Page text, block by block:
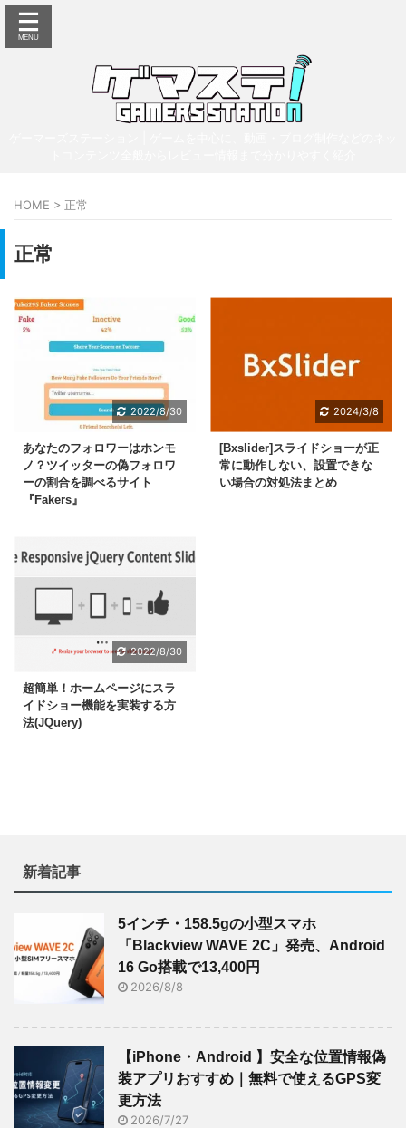
HOME > 正常
正常
2022/8/30
あなたのフォロワーはホンモ
ノ？ツイッターの偽フォロワ
ーの割合を調べるサイト
『Fakers』
2024/3/8
[Bxslider]スライドショーが正
常に動作しない、設置できな
い場合の対処法まとめ
2022/8/30
超簡単！ホームページにスラ
イドショー機能を実装する方
法(JQuery)
新着記事
5インチ・158.5gの小型スマホ
「Blackview WAVE 2C」発売、Android
16 Go搭載で13,400円
2026/8/8
【iPhone・Android 】安全な位置情報偽
装アプリおすすめ｜無料で使えるGPS変
更方法
2026/7/27